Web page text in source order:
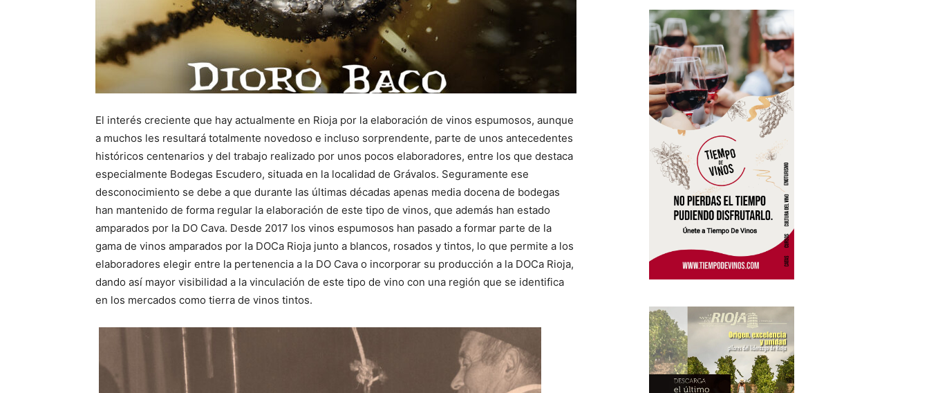
El interés creciente que hay actualmente en Rioja por la elaboración de vinos espumosos, aunque
a muchos les resultará totalmente novedoso e incluso sorprendente, parte de unos antecedentes
históricos centenarios y del trabajo realizado por unos pocos elaboradores, entre los que destaca
especialmente Bodegas Escudero, situada en la localidad de Grávalos. Seguramente ese
desconocimiento se debe a que durante las últimas décadas apenas media docena de bodegas
han mantenido de forma regular la elaboración de este tipo de vinos, que además han estado
amparados por la DO Cava. Desde 2017 los vinos espumosos han pasado a formar parte de la
gama de vinos amparados por la DOCa Rioja junto a blancos, rosados y tintos, lo que permite a los
elaboradores elegir entre la pertenencia a la DO Cava o incorporar su producción a la DOCa Rioja,
dando así mayor visibilidad a la vinculación de este tipo de vino con una región que se identifica
en los mercados como tierra de vinos tintos.